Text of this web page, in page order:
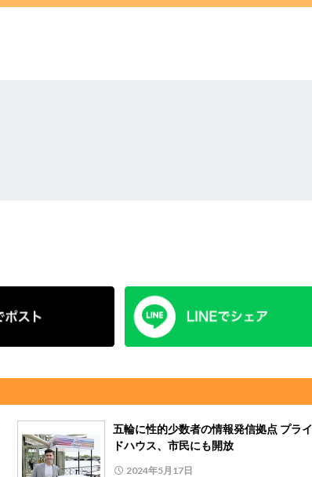
五輪に性的少数者の情報発信拠点 プライ
ドハウス、市民にも開放
2024年5月17日